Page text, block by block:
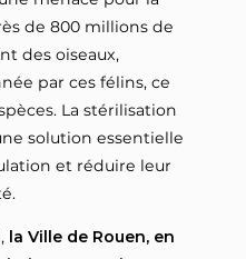
de 800 millions de
des oiseaux,
par ces félins, ce
La stérilisation
solution essentielle
et réduire leur
la Ville de Rouen, en